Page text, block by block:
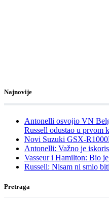
Najnovije
Antonelli osvojio VN
Russell odustao u prvom
Novi Suzuki GSX-
Antonelli: Važno je
Vasseur i Hamilton: Bio
Russell: Nisam ni smio
Pretraga